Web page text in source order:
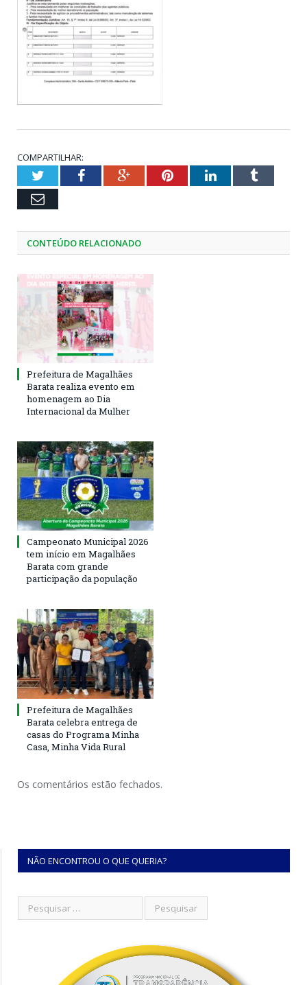
COMPARTILHAR:
TwitterFacebookGoogle+PinterestLinkedInTumblr
Email
CONTEÚDO RELACIONADO
Prefeitura de Magalhães
Barata realiza evento em
homenagem ao Dia
Internacional da Mulher
Campeonato Municipal 2026
tem início em Magalhães
Barata com grande
participação da população
Prefeitura de Magalhães
Barata celebra entrega de
casas do Programa Minha
Casa, Minha Vida Rural
Os comentários estão fechados.
NÃO ENCONTROU O QUE QUERIA?